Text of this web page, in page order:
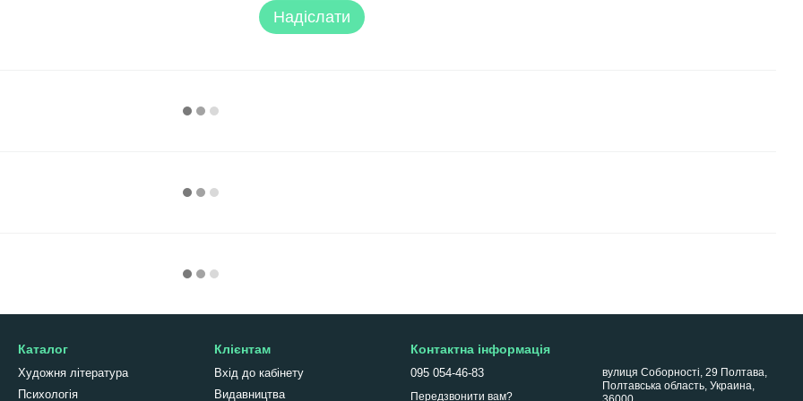
Надіслати
Каталог
Художня література
Психологія
Клієнтам
Вхід до кабінету
Видавництва
Контактна інформація
095 054-46-83
Передзвонити вам?
вулиця Соборності, 29 Полтава,
Полтавська область, Украина,